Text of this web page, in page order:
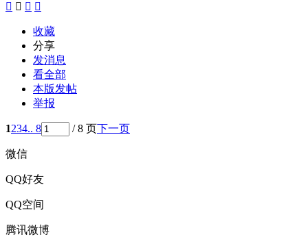
   
收藏
分享
发消息
看全部
本版发帖
举报
1234.. 8 / 8 页下一页
微信
QQ好友
QQ空间
腾讯微博